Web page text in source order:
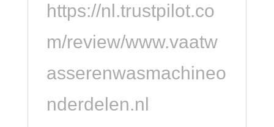
https://nl.trustpilot.co
m/review/www.vaatw
asserenwasmachineo
nderdelen.nl